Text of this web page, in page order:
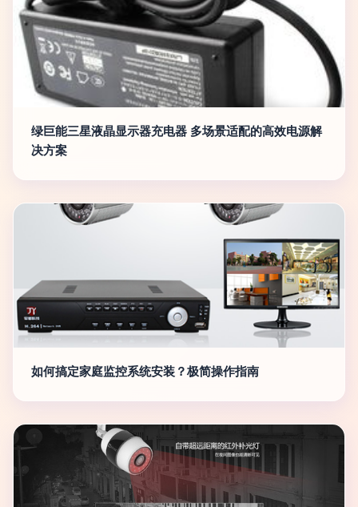
绿巨能三星液晶显示器充电器 多场景适配的高效电源解
决方案
如何搞定家庭监控系统安装？极简操作指南